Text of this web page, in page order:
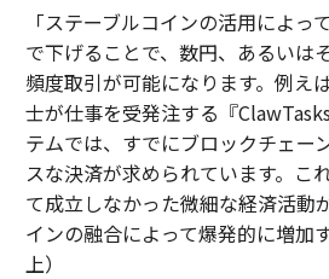
「ステーブルコインの活用によっ
で下げることで、数円、あるいは
頻度取引が可能になります。例え
士が仕事を受発注する『
テムでは、すでにブロックチェー
スな決済が求められています。こ
て成立しなかった微細な経済活動
インの融合によって爆発的に増加
上）